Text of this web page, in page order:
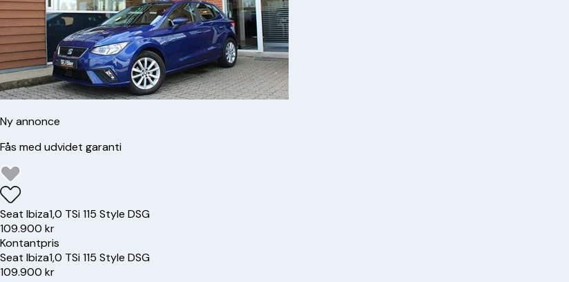
Ny annonce
Fås med udvidet garanti
Seat Ibiza1,0 TSi 115 Style DSG
109.900 kr
Kontantpris
Seat Ibiza1,0 TSi 115 Style DSG
109.900 kr